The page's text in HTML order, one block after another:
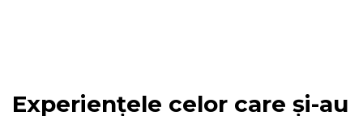
Experiențele celor care și-au